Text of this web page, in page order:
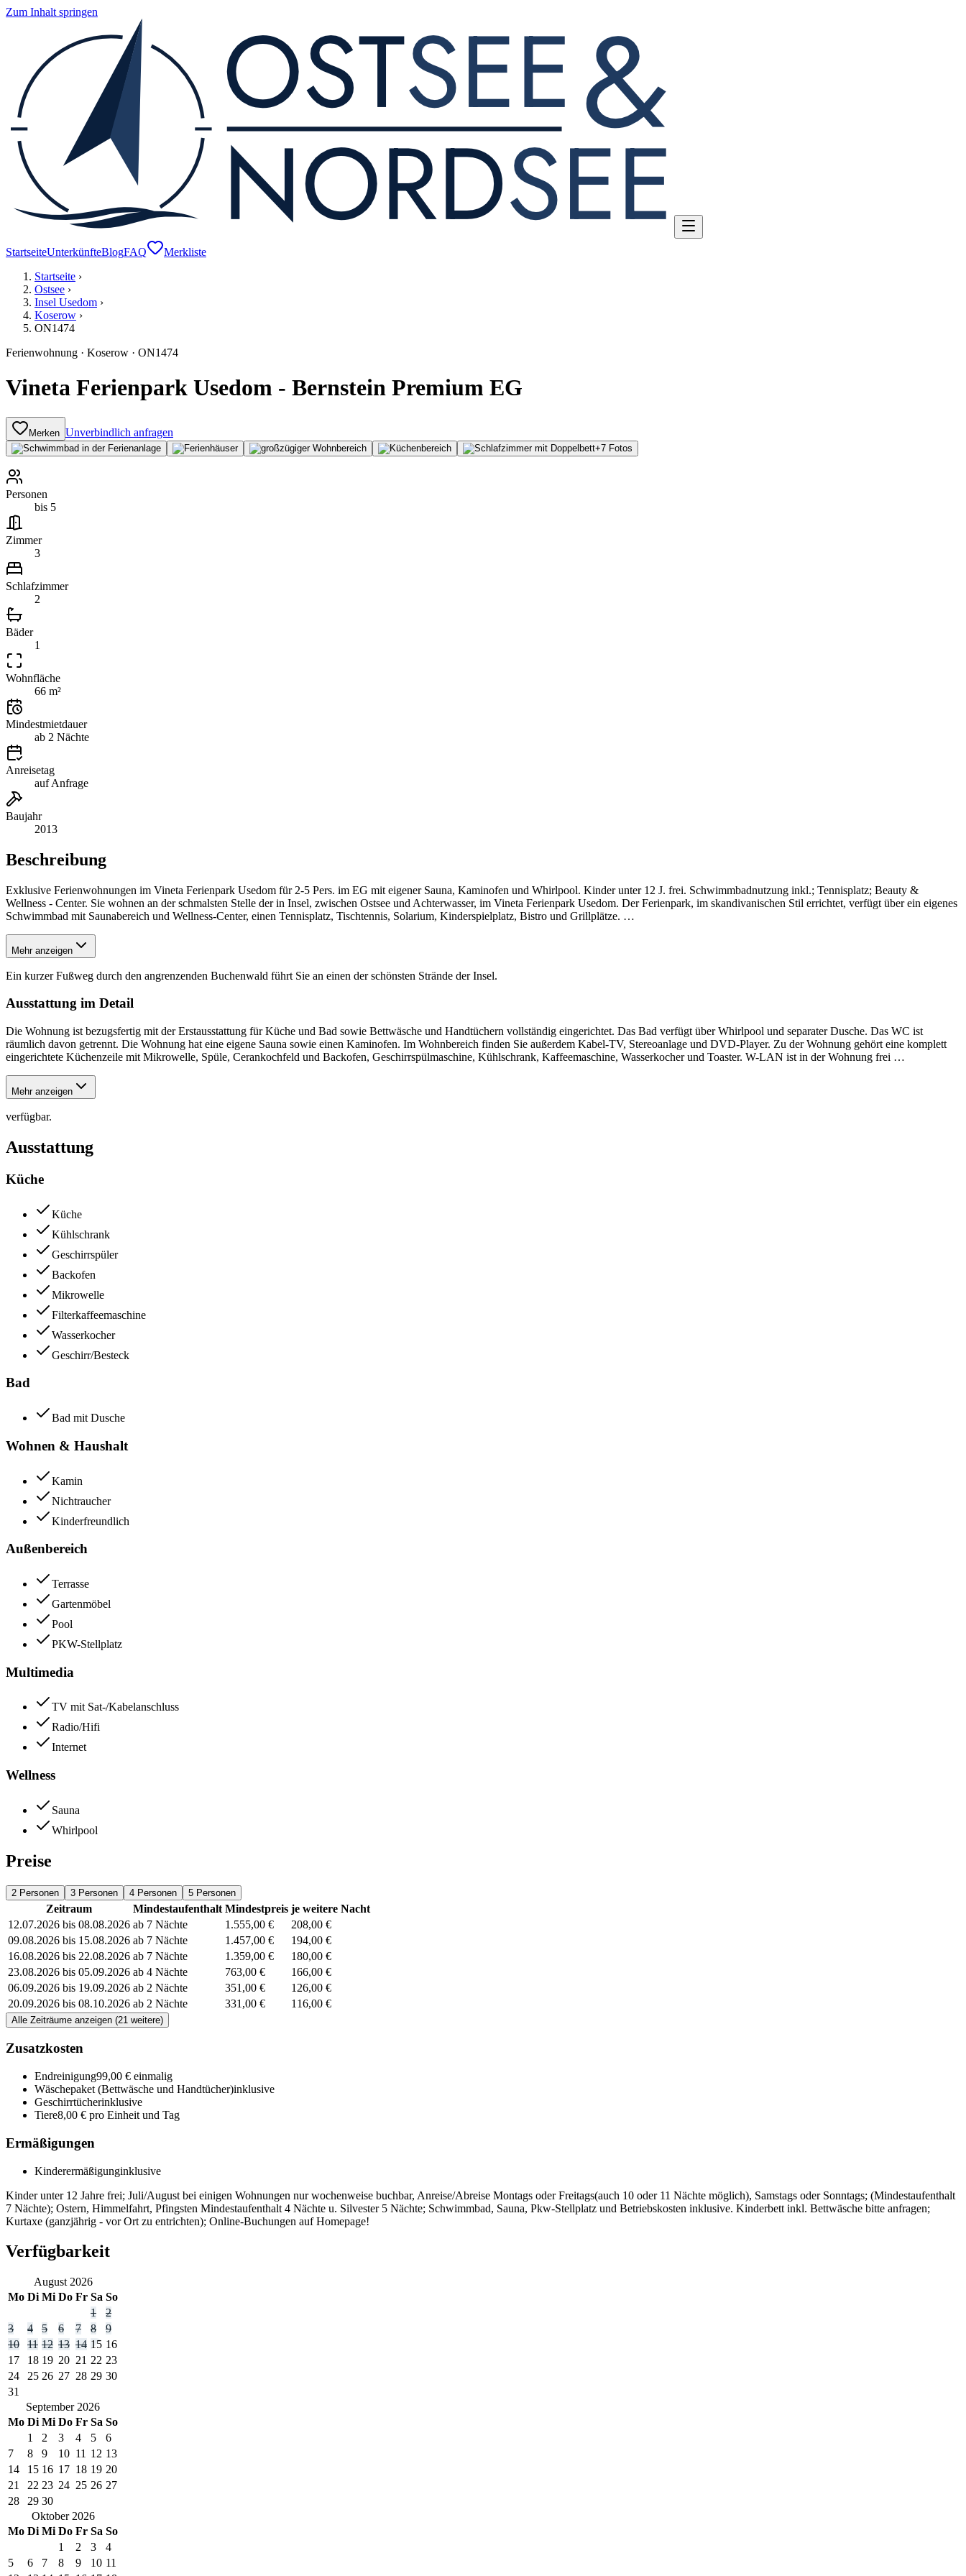
Zum Inhalt springen
StartseiteUnterkünfteBlogFAQ
Merkliste
Startseite ›
Ostsee ›
Insel Usedom ›
Koserow ›
ON1474
Ferienwohnung · Koserow · ON1474
Vineta Ferienpark Usedom - Bernstein Premium EG
Merken Unverbindlich anfragen
+7 Fotos
Personen
bis 5
Zimmer
3
Schlafzimmer
2
Bäder
1
Wohnfläche
66 m²
Mindestmietdauer
ab 2 Nächte
Anreisetag
auf Anfrage
Baujahr
2013
Beschreibung
Exklusive Ferienwohnungen im Vineta Ferienpark Usedom für 2-5 Pers. im EG mit eigener Sauna, Kaminofen und Whirlpool. Kinder unter 12 J. frei. Schwimmbadnutzung inkl.; Tennisplatz; Beauty &
Wellness - Center. Sie wohnen an der schmalsten Stelle der in Insel, zwischen Ostsee und Achterwasser, im Vineta Ferienpark Usedom. Der Ferienpark, im skandivanischen Stil errichtet, verfügt über ein eigenes
Schwimmbad mit Saunabereich und Wellness-Center, einen Tennisplatz, Tischtennis, Solarium, Kinderspielplatz, Bistro und Grillplätze. …
Mehr anzeigen
Ein kurzer Fußweg durch den angrenzenden Buchenwald führt Sie an einen der schönsten Strände der Insel.
Ausstattung im Detail
Die Wohnung ist bezugsfertig mit der Erstausstattung für Küche und Bad sowie Bettwäsche und Handtüchern vollständig eingerichtet. Das Bad verfügt über Whirlpool und separater Dusche. Das WC ist
räumlich davon getrennt. Die Wohnung hat eine eigene Sauna sowie einen Kaminofen. Im Wohnbereich finden Sie außerdem Kabel-TV, Stereoanlage und DVD-Player. Zu der Wohnung gehört eine komplett
eingerichtete Küchenzeile mit Mikrowelle, Spüle, Cerankochfeld und Backofen, Geschirrspülmaschine, Kühlschrank, Kaffeemaschine, Wasserkocher und Toaster. W-LAN ist in der Wohnung frei …
Mehr anzeigen
verfügbar.
Ausstattung
Küche
Küche
Kühlschrank
Geschirrspüler
Backofen
Mikrowelle
Filterkaffeemaschine
Wasserkocher
Geschirr/Besteck
Bad
Bad mit Dusche
Wohnen & Haushalt
Kamin
Nichtraucher
Kinderfreundlich
Außenbereich
Terrasse
Gartenmöbel
Pool
PKW-Stellplatz
Multimedia
TV mit Sat-/Kabelanschluss
Radio/Hifi
Internet
Wellness
Sauna
Whirlpool
Preise
2 Personen 3 Personen 4 Personen 5 Personen
Zeitraum Mindestaufenthalt Mindestpreis je weitere Nacht
12.07.2026 bis 08.08.2026 ab 7 Nächte 1.555,00 €
208,00 €
09.08.2026 bis 15.08.2026 ab 7 Nächte 1.457,00 €
194,00 €
16.08.2026 bis 22.08.2026 ab 7 Nächte 1.359,00 €
180,00 €
23.08.2026 bis 05.09.2026 ab 4 Nächte 763,00 €
166,00 €
06.09.2026 bis 19.09.2026 ab 2 Nächte 351,00 €
126,00 €
20.09.2026 bis 08.10.2026 ab 2 Nächte 331,00 € 116,00 €
Alle Zeiträume anzeigen (21 weitere)
Zusatzkosten
Endreinigung99,00 € einmalig
Wäschepaket (Bettwäsche und Handtücher)inklusive
Geschirrtücherinklusive
Tiere8,00 € pro Einheit und Tag
Ermäßigungen
Kinderermäßigunginklusive
Kinder unter 12 Jahre frei; Juli/August bei einigen Wohnungen nur wochenweise buchbar, Anreise/Abreise Montags oder Freitags(auch 10 oder 11 Nächte möglich), Samstags oder Sonntags; (Mindestaufenthalt
7 Nächte); Ostern, Himmelfahrt, Pfingsten Mindestaufenthalt 4 Nächte u. Silvester 5 Nächte; Schwimmbad, Sauna, Pkw-Stellplatz und Betriebskosten inklusive. Kinderbett inkl. Bettwäsche bitte anfragen;
Kurtaxe (ganzjährig - vor Ort zu entrichten); Online-Buchungen auf Homepage!
Verfügbarkeit
August 2026
Mo Di Mi Do Fr Sa So
1
2
3
4 5 6 7 8
9
10
11 12 13 14 15 16
17
18 19 20 21 22 23
24
25 26 27 28 29 30
31
September 2026
Mo Di Mi Do Fr Sa So
1
2 3 4 5
6
7
8 9 10 11 12 13
14
15 16 17 18 19 20
21
22 23 24 25 26 27
28
29 30
Oktober 2026
Mo Di Mi Do Fr Sa So
1
2 3
4
5
6 7 8 9 10 11